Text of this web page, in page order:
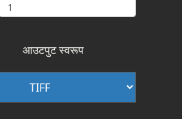
आउटपुट स्वरूप